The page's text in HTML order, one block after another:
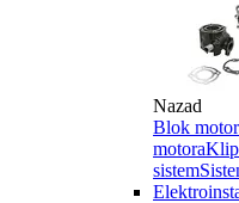
Nazad
Blok
motora
sistem